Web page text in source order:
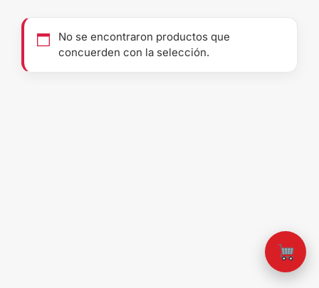
No se encontraron productos que
concuerden con la selección.